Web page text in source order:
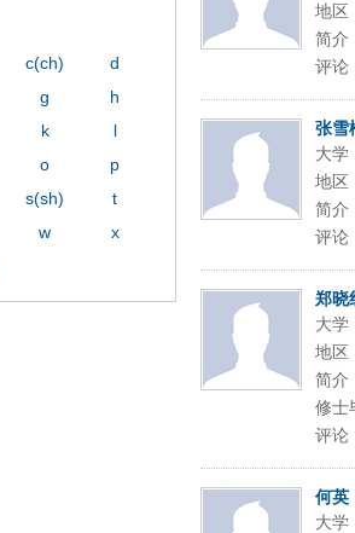
地区
简介
评论
张雪
大学
地区
简介
评论
郑晓
大学
地区
简介
修士
评论
何英
大学
c(ch)
d
g
h
k
l
o
p
s(sh)
t
w
x